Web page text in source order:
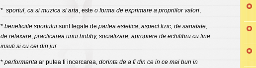
* sportul, ca si muzica si arta, este o forma de exprimare a propriilor valori,
* beneficiile sportuluisunt legate de partea estetica, aspect fizic, de sanatate,
de relaxare, practicarea unui hobby, socializare, apropiere de echilibru cu tine
insuti si cu cei din jur
* performanta ar putea fi incercarea, dorinta de a fi din ce in ce mai bun in